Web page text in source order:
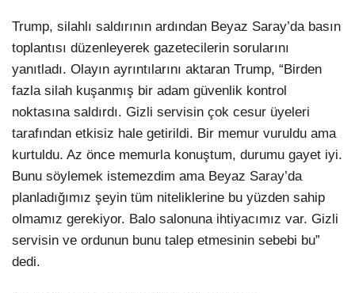
Trump, silahlı saldırının ardından Beyaz Saray’da basın
toplantısı düzenleyerek gazetecilerin sorularını
yanıtladı. Olayın ayrıntılarını aktaran Trump, “Birden
fazla silah kuşanmış bir adam güvenlik kontrol
noktasına saldırdı. Gizli servisin çok cesur üyeleri
tarafından etkisiz hale getirildi. Bir memur vuruldu ama
kurtuldu. Az önce memurla konuştum, durumu gayet iyi.
Bunu söylemek istemezdim ama Beyaz Saray’da
planladığımız şeyin tüm niteliklerine bu yüzden sahip
olmamız gerekiyor. Balo salonuna ihtiyacımız var. Gizli
servisin ve ordunun bunu talep etmesinin sebebi bu”
dedi.